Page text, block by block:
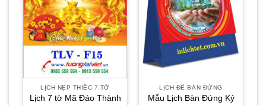
LỊCH NẸP THIẾC 7 TỜ
Lịch 7 tờ Mã Đáo Thành
LỊCH ĐỂ BÀN ĐỨNG
Mẫu Lịch Bàn Đứng Kỷ